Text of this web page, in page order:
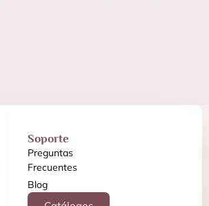
Soporte
Preguntas
Frecuentes
Blog